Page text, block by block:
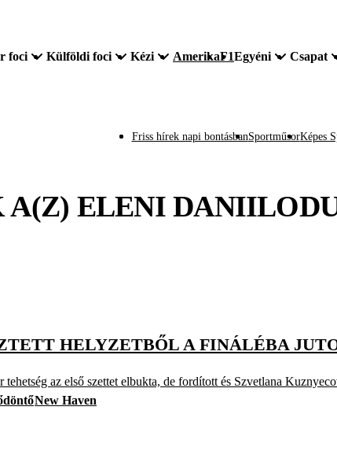
foci Külföldi foci Kézi AmerikaF1Egyéni Csapat
Friss hírek napi bontásbanSportműsorKépes
A(Z) ELENI
HELYZETBŐL A FINÁLÉBA
az első szettet elbukta, de fordított és Szvetlana
New Haven